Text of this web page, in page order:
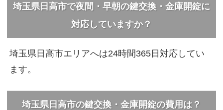
埼玉県日高市で夜間・早朝の鍵交換・金庫開錠に
対応していますか？
埼玉県日高市エリアへは24時間365日対応してい
ます。
埼玉県日高市の鍵交換・金庫開錠の費用は？